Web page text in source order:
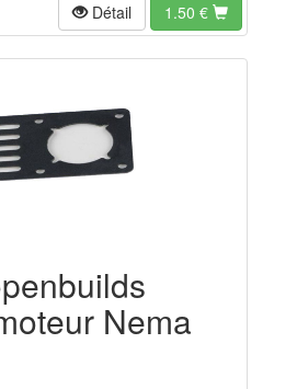
Détail 1.50 €
Nema